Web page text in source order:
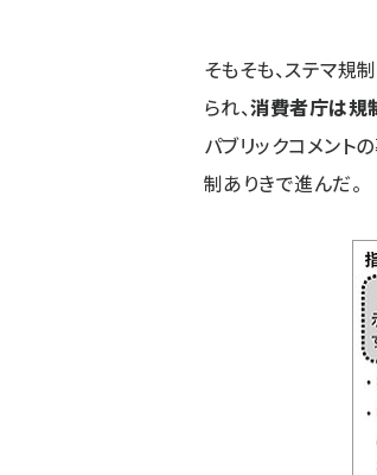
そもそも、ステマ規
られ、消費者庁は規
パブリックコメント
制ありきで進んだ。